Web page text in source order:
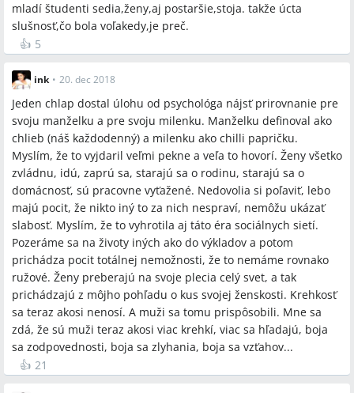
mladí študenti sedia,ženy,aj postaršie,stoja. takže úcta
slušnosť,čo bola voľakedy,je preč.
👍 5
ink • 20. dec 2018
Jeden chlap dostal úlohu od psychológa nájsť prirovnanie pre
svoju manželku a pre svoju milenku. Manželku definoval ako
chlieb (náš každodenný) a milenku ako chilli papričku.
Myslím, že to vyjdaril veľmi pekne a veľa to hovorí. Ženy všetko
zvládnu, idú, zaprú sa, starajú sa o rodinu, starajú sa o
domácnosť, sú pracovne vyťažené. Nedovolia si poľaviť, lebo
majú pocit, že nikto iný to za nich nespraví, nemôžu ukázať
slabosť. Myslím, že to vyhrotila aj táto éra sociálnych sietí.
Pozeráme sa na životy iných ako do výkladov a potom
prichádza pocit totálnej nemožnosti, že to nemáme rovnako
ružové. Ženy preberajú na svoje plecia celý svet, a tak
prichádzajú z môjho pohľadu o kus svojej ženskosti. Krehkosť
sa teraz akosi nenosí. A muži sa tomu prispôsobili. Mne sa
zdá, že sú muži teraz akosi viac krehkí, viac sa hľadajú, boja
sa zodpovednosti, boja sa zlyhania, boja sa vzťahov...
👍 21